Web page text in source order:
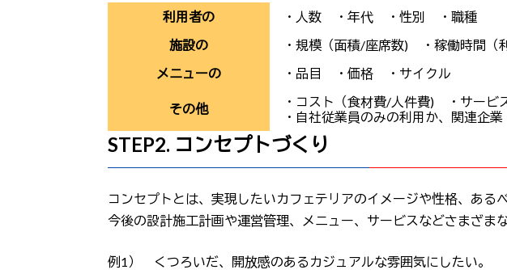
利用者の
・人数 ・年代 ・性別 ・職種
施設の
・規模（面積/座席数) ・稼働時間
メニューの
・品目 ・価格 ・サイクル
その他
・コスト（食材費/人件費) ・サー
・自社従業員のみの利用か、関連企
STEP2. コンセプトづくり
コンセプトとは、実現したいカフェテリアのイメージや性格、ある
今後の設計施工計画や運営管理、メニュー、サービスなどさまざま
例1） くつろいだ、開放感のあるカジュアルな雰囲気にしたい。